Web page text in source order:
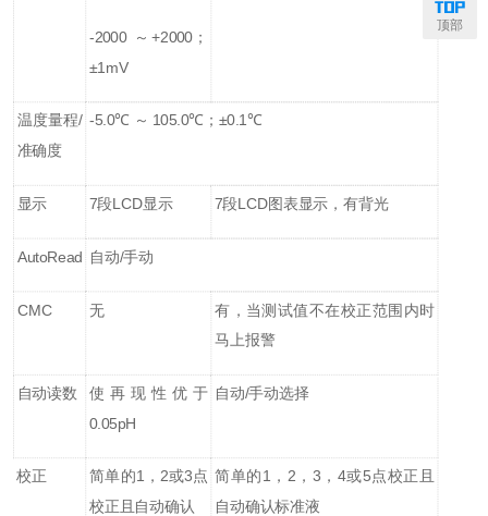
-2000 ～+2000；
±1mV
温度量程/
准确度
-5.0℃ ～ 105.0℃；±0.1℃
显示 7段LCD显示 7段LCD图表显示，有背光
AutoRead 自动/手动
CMC 无
有，当测试值不在校正范围内时
马上报警
自动读数 使再现性优于
0.05pH
自动/手动选择
校正 简单的1，2或3点
校正且自动确认
简单的1，2，3，4或5点校正且
自动确认标准液
顶部